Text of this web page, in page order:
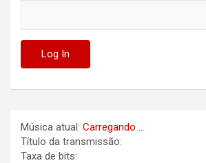
Música atual: Carregando ...
Título da transmissão:
Taxa de bits: